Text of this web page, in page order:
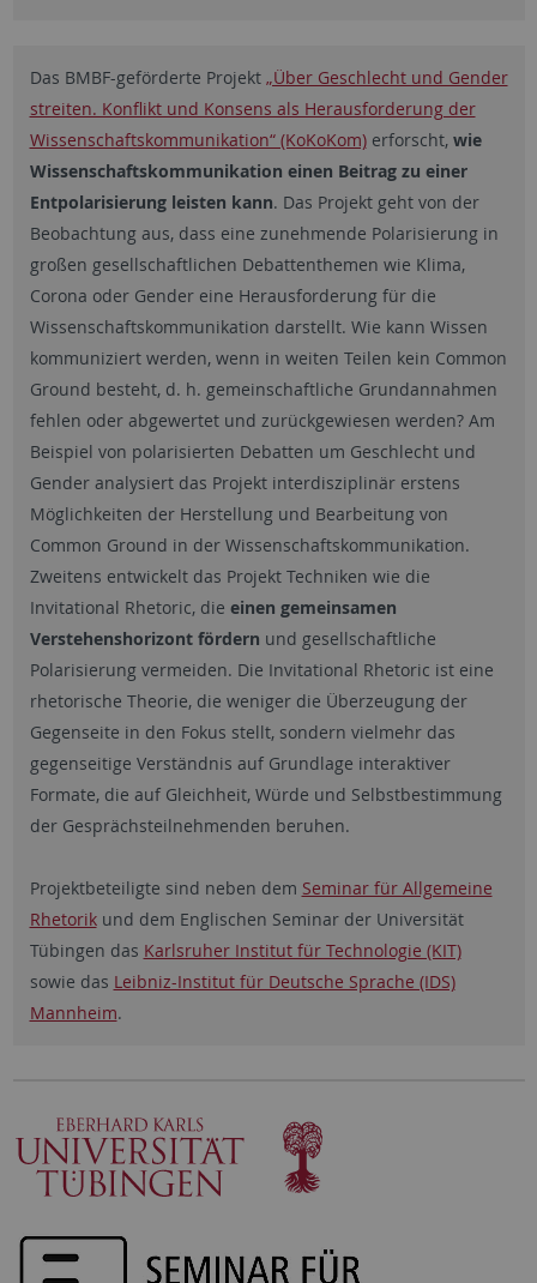
Das BMBF-geförderte Projekt „Über Geschlecht und Gender
streiten. Konflikt und Konsens als Herausforderung der
Wissenschaftskommunikation“ (KoKoKom)erforscht, wie
Wissenschaftskommunikation einen Beitrag zu einer
Entpolarisierung leisten kann. Das Projekt geht von der
Beobachtung aus, dass eine zunehmende Polarisierung in
großen gesellschaftlichen Debattenthemen wie Klima,
Corona oder Gender eine Herausforderung für die
Wissenschaftskommunikation darstellt. Wie kann Wissen
kommuniziert werden, wenn in weiten Teilen kein Common
Ground besteht, d. h. gemeinschaftliche Grundannahmen
fehlen oder abgewertet und zurückgewiesen werden? Am
Beispiel von polarisierten Debatten um Geschlecht und
Gender analysiert das Projekt interdisziplinär erstens
Möglichkeiten der Herstellung und Bearbeitung von
Common Ground in der Wissenschaftskommunikation.
Zweitens entwickelt das Projekt Techniken wie die
Invitational Rhetoric, die einen gemeinsamen
Verstehenshorizont fördern und gesellschaftliche
Polarisierung vermeiden. Die Invitational Rhetoric ist eine
rhetorische Theorie, die weniger die Überzeugung der
Gegenseite in den Fokus stellt, sondern vielmehr das
gegenseitige Verständnis auf Grundlage interaktiver
Formate, die auf Gleichheit, Würde und Selbstbestimmung
der Gesprächsteilnehmenden beruhen.
Projektbeteiligte sind neben dem Seminar für Allgemeine
Rhetorikund dem Englischen Seminar der Universität
Tübingen das Karlsruher Institut für Technologie (KIT)
sowie das Leibniz-Institut für Deutsche Sprache (IDS)
Mannheim.